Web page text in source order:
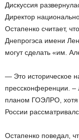
Дискуссия
Директор
Остапенко считает,
Днепрогэса имени
могут сделать «им.
— Это историческое
пресс­конференции. –
планом ГОЭЛРО, хотя
России
Остапенко поведал,